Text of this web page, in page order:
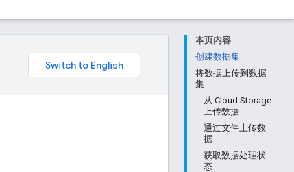
本页内容
创建数据集
将数据上传到数据
集
从 Cloud Storage
上传数据
通过文件上传数
据
获取数据处理状
态